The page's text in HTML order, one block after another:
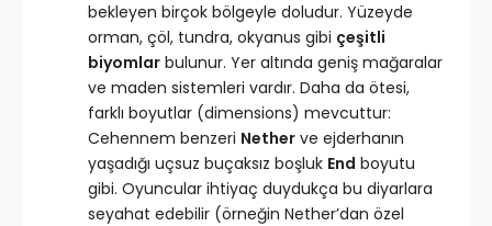
bekleyen birçok bölgeyle doludur. Yüzeyde
orman, çöl, tundra, okyanus gibi çeşitli
biyomlar bulunur. Yer altında geniş mağaralar
ve maden sistemleri vardır. Daha da ötesi,
farklı boyutlar (dimensions) mevcuttur:
Cehennem benzeri Nether ve ejderhanın
yaşadığı uçsuz buçaksız boşluk End boyutu
gibi. Oyuncular ihtiyaç duydukça bu diyarlara
seyahat edebilir (örneğin Nether’dan özel